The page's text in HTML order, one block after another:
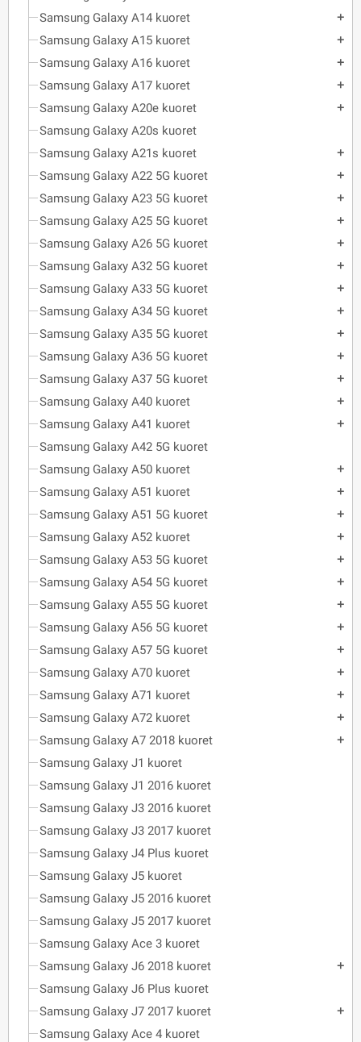
Samsung Galaxy A14 kuoret
add
Samsung Galaxy A15 kuoret add
Samsung Galaxy A16 kuoret add
Samsung Galaxy A17 kuoret add
Samsung Galaxy A20e kuoret add
Samsung Galaxy A20s kuoret
Samsung Galaxy A21s kuoret
add
Samsung Galaxy A22 5G kuoret add
Samsung Galaxy A23 5G kuoret add
Samsung Galaxy A25 5G kuoret add
Samsung Galaxy A26 5G kuoret add
Samsung Galaxy A32 5G kuoret add
Samsung Galaxy A33 5G kuoret add
Samsung Galaxy A34 5G kuoret add
Samsung Galaxy A35 5G kuoret add
Samsung Galaxy A36 5G kuoret add
Samsung Galaxy A37 5G kuoret add
Samsung Galaxy A40 kuoret add
Samsung Galaxy A41 kuoret add
Samsung Galaxy A42 5G kuoret
Samsung Galaxy A50 kuoret
add
Samsung Galaxy A51 kuoret add
Samsung Galaxy A51 5G kuoret add
Samsung Galaxy A52 kuoret add
Samsung Galaxy A53 5G kuoret add
Samsung Galaxy A54 5G kuoret add
Samsung Galaxy A55 5G kuoret add
Samsung Galaxy A56 5G kuoret add
Samsung Galaxy A57 5G kuoret add
Samsung Galaxy A70 kuoret add
Samsung Galaxy A71 kuoret add
Samsung Galaxy A72 kuoret add
Samsung Galaxy A7 2018 kuoret add
Samsung Galaxy J1 kuoret
Samsung Galaxy J1 2016 kuoret
Samsung Galaxy J3 2016 kuoret
Samsung Galaxy J3 2017 kuoret
Samsung Galaxy J4 Plus kuoret
Samsung Galaxy J5 kuoret
Samsung Galaxy J5 2016 kuoret
Samsung Galaxy J5 2017 kuoret
Samsung Galaxy Ace 3 kuoret
Samsung Galaxy J6 2018 kuoret
add
Samsung Galaxy J6 Plus kuoret
Samsung Galaxy J7 2017 kuoret
add
Samsung Galaxy Ace 4 kuoret